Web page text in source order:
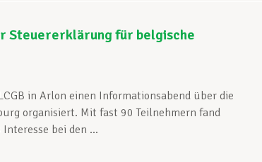
Steuererklärung für belgische
in Arlon einen Informationsabend über die
organisiert. Mit fast 90 Teilnehmern fand
bei den ...